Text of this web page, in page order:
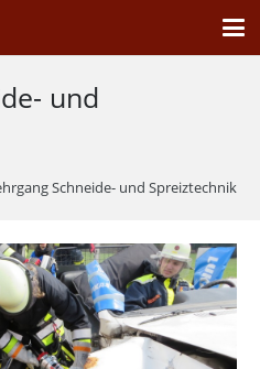
und
Schneide- und Spreiztechnik